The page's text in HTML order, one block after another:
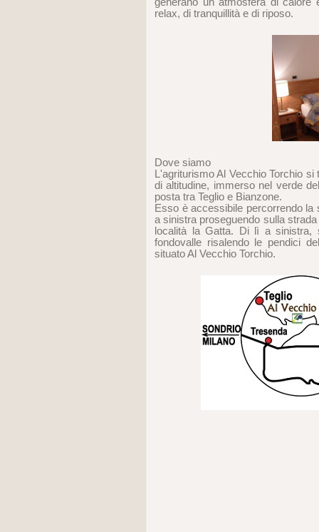
relax, di tranquillità e di riposo.
Dove siamo
L'agriturismo Al Vecchio Torchio
di altitudine, immerso nel verde
posta tra Teglio e Bianzone.
Esso è accessibile percorrendo
a sinistra proseguendo sulla
località la Gatta. Di lì a sinistra,
fondovalle risalendo le pendici
situato Al Vecchio Torchio.